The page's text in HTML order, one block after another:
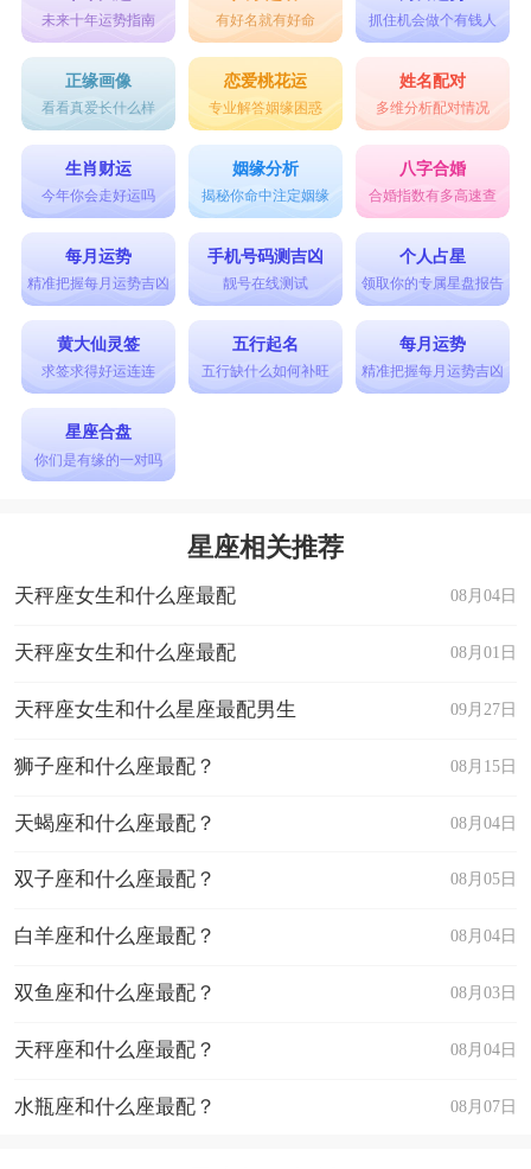
未来十年运势指南 有好名就有好命 抓住机会做个有钱人
正缘画像
看看真爱长什么样
恋爱桃花运
专业解答姻缘困惑
姓名配对
多维分析配对情况
生肖财运
今年你会走好运吗
姻缘分析
揭秘你命中注定姻缘
八字合婚
合婚指数有多高速查
每月运势
精准把握每月运势吉凶
手机号码测吉凶
靓号在线测试
个人占星
领取你的专属星盘报告
黄大仙灵签
求签求得好运连连
五行起名
五行缺什么如何补旺
每月运势
精准把握每月运势吉凶
星座合盘
你们是有缘的一对吗
星座相关推荐
08月04日
天秤座女生和什么座最配
08月01日
天秤座女生和什么座最配
09月27日
天秤座女生和什么星座最配男生
08月15日
狮子座和什么座最配？
08月04日
天蝎座和什么座最配？
08月05日
双子座和什么座最配？
08月04日
白羊座和什么座最配？
08月03日
双鱼座和什么座最配？
08月04日
天秤座和什么座最配？
08月07日
水瓶座和什么座最配？